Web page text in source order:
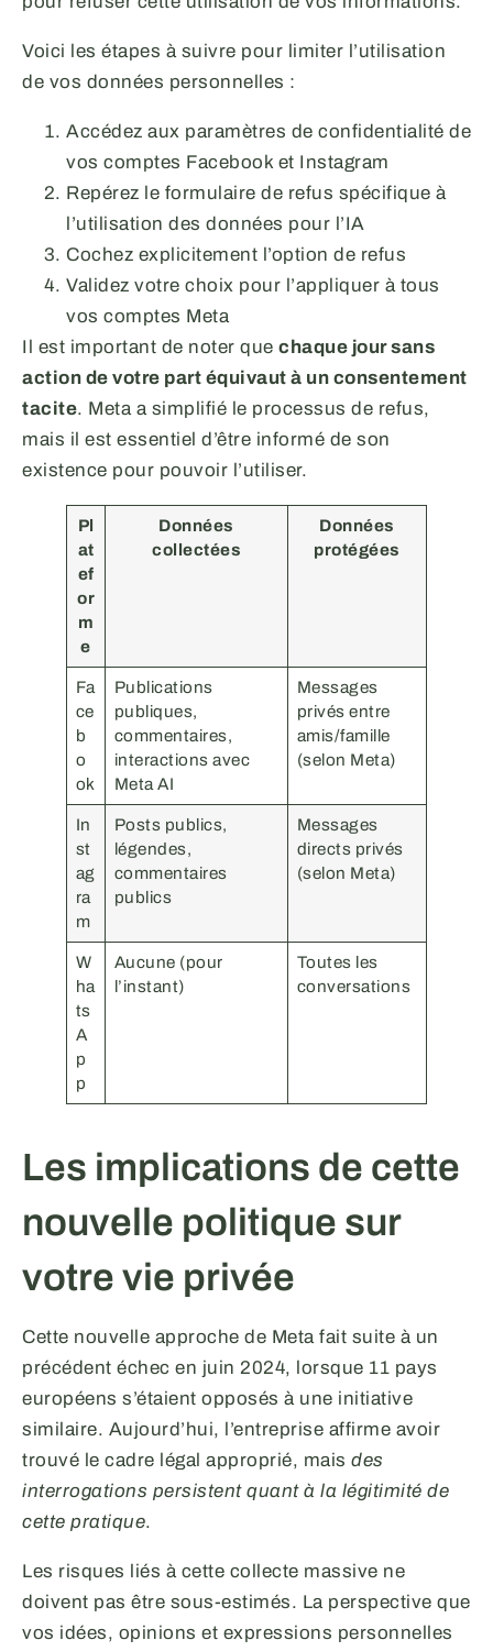
Voici les étapes à suivre pour limiter l’utilisation
de vos données personnelles :
Accédez aux paramètres de confidentialité de
vos comptes Facebook et Instagram
Repérez le formulaire de refus spécifique à
l’utilisation des données pour l’IA
Cochez explicitement l’option de refus
Validez votre choix pour l’appliquer à tous
vos comptes Meta
Il est important de noter que chaque jour sans
action de votre part équivaut à un consentement
tacite. Meta a simplifié le processus de refus,
mais il est essentiel d’être informé de son
existence pour pouvoir l’utiliser.
Pl
at
ef
or
m
e
Données
collectées
Données
protégées
Fa
ce
b
o
ok
Publications
publiques,
commentaires,
interactions avec
Meta AI
Messages
privés entre
amis/famille
(selon Meta)
In
st
ag
ra
m
Posts publics,
légendes,
commentaires
publics
Messages
directs privés
(selon Meta)
W
ha
ts
A
p
p
Aucune (pour
l’instant)
Toutes les
conversations
Les implications de cette
nouvelle politique sur
votre vie privée
Cette nouvelle approche de Meta fait suite à un
précédent échec en juin 2024, lorsque 11 pays
européens s’étaient opposés à une initiative
similaire. Aujourd’hui, l’entreprise affirme avoir
trouvé le cadre légal approprié, mais des
interrogations persistent quant à la légitimité de
cette pratique.
Les risques liés à cette collecte massive ne
doivent pas être sous-estimés. La perspective que
vos idées, opinions et expressions personnelles